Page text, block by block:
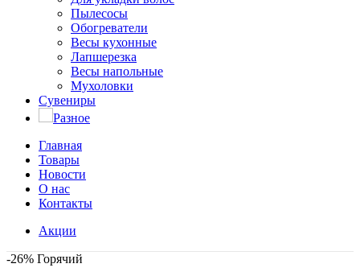
Пылесосы
Обогреватели
Весы кухонные
Лапшерезка
Весы напольные
Мухоловки
Сувениры
Разное
Главная
Товары
Новости
О нас
Контакты
Акции
-26% Горячий